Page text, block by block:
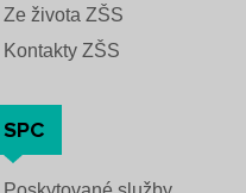
Ze života ZŠS
Kontakty ZŠS
SPC